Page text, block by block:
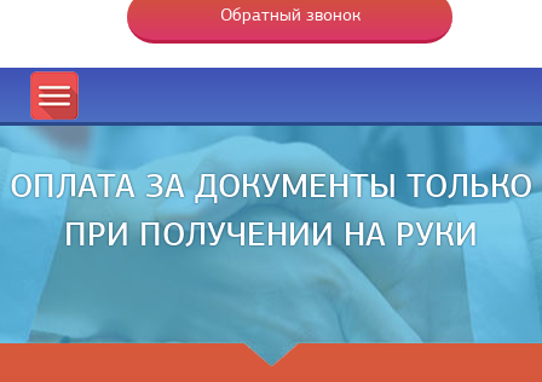
Обратный звонок
ОПЛАТА ЗА ДОКУМЕНТЫ ТОЛЬКО
ПРИ ПОЛУЧЕНИИ НА РУКИ